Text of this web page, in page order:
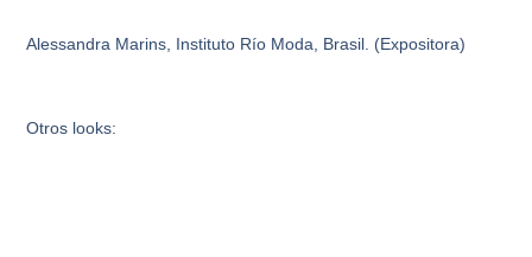
Alessandra Marins, Instituto Río Moda, Brasil. (Expositora)
Otros looks: